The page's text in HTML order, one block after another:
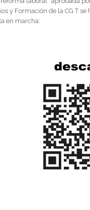
y Formación de la CG T se
en marcha: